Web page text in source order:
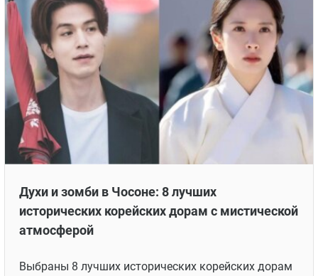
Духи и зомби в Чосоне: 8 лучших
исторических корейских дорам с мистической
атмосферой
Выбраны 8 лучших исторических корейских дорам